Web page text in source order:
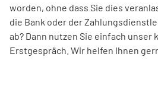
worden, ohne dass Sie dies
die Bank oder der
ab? Dann nutzen Sie einfach unser
Erstgespräch. Wir helfen Ihnen